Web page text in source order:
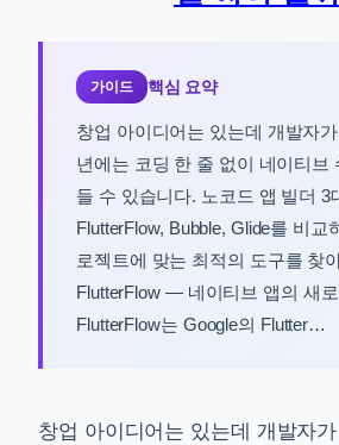
가이드 핵심 요약
창업 아이디어는 있는데 개발자
년에는 코딩 한 줄 없이 네이티브
들 수 있습니다. 노코드 앱 빌더
FlutterFlow, Bubble, Glide를 비교
로젝트에 맞는 최적의 도구를 찾
FlutterFlow — 네이티브 앱의 새
FlutterFlow는 Google의 Flutter…
창업 아이디어는 있는데 개발자